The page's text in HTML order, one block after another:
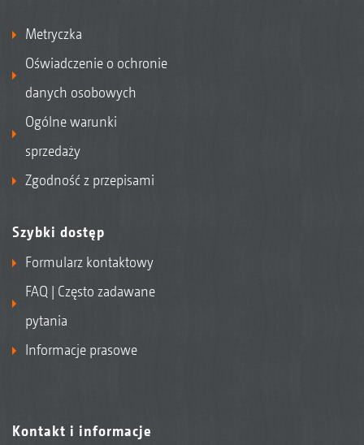
Metryczka
Oświadczenie o ochronie
danych osobowych
Ogólne warunki
sprzedaży
Zgodność z przepisami
Szybki dostęp
Formularz kontaktowy
FAQ | Często zadawane
pytania
Informacje prasowe
Kontakt i informacje